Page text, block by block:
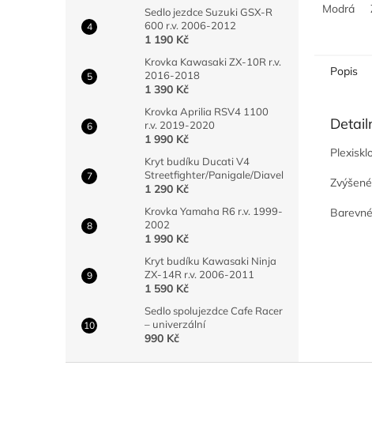
Sedlo jezdce Suzuki GSX-R
600 r.v. 2006-2012
1 190 Kč
Krovka Kawasaki ZX-10R r.v.
2016-2018
1 390 Kč
Krovka Aprilia RSV4 1100
r.v. 2019-2020
1 990 Kč
Kryt budíku Ducati V4
Streetfighter/Panigale/Diavel
1 290 Kč
Krovka Yamaha R6 r.v. 1999-
2002
1 990 Kč
Kryt budíku Kawasaki Ninja
ZX-14R r.v. 2006-2011
1 590 Kč
Sedlo spolujezdce Cafe Racer
– univerzální
990 Kč
Modrá
Popis